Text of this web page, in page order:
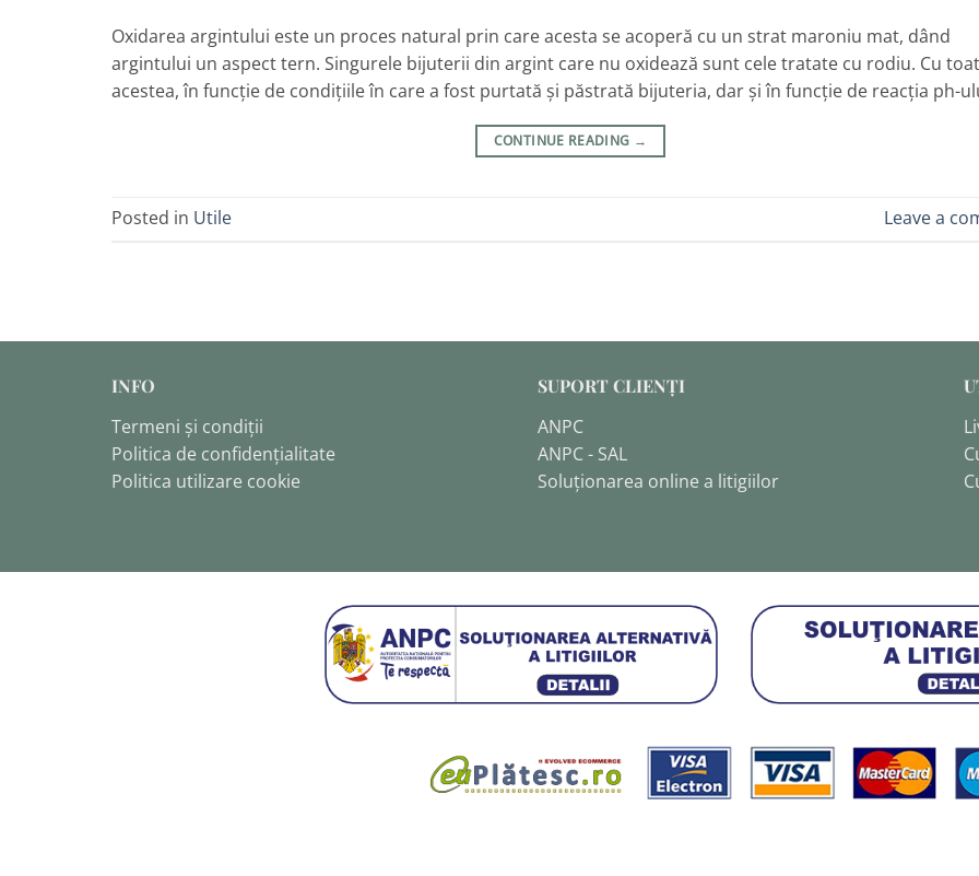
Oxidarea argintului este un proces natural prin care acesta se acoperă cu un strat maroniu mat, dând
argintului un aspect tern. Singurele bijuterii din argint care nu oxidează sunt cele tratate cu rodiu. Cu
acestea, în funcție de condițiile în care a fost purtată și păstrată bijuteria, dar și în funcție de reacția ph-
CONTINUE READING →
Posted in Utile Leave a
INFO
Termeni și condiții
Politica de confidențialitate
Politica utilizare cookie
SUPORT CLIENȚI
ANPC
ANPC - SAL
Soluționarea online a litigiilor